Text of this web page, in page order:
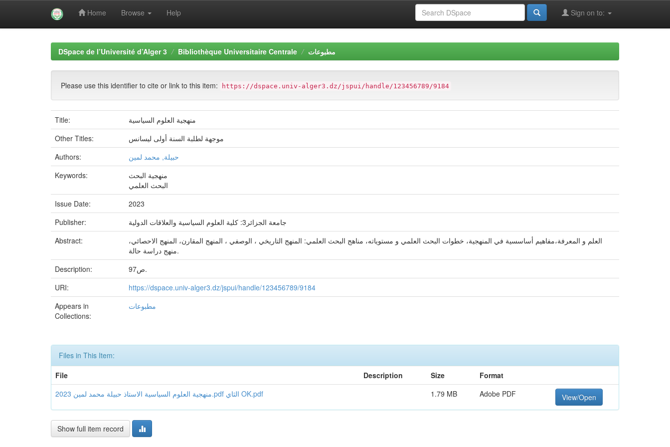
Home Browse Help Sign on to:
DSpace de l’Université d’Alger 3 Bibliothèque Universitaire Centrale مطبوعات
Please use this identifier to cite or link to this item: https://dspace.univ-alger3.dz/jspui/handle/123456789/9184
Title:
منهجية العلوم السياسية
Other Titles:
موجهة لطلبة السنة أولى ليسانس
Authors:
حبيلة, محمد لمين
Keywords:
منهجية البحث
البحث العلمي
Issue Date:
2023
Publisher:
جامعة الجزائر3: كلية العلوم السياسية والعلاقات الدولية
Abstract:
العلم و المعرفة،مفاهيم أساسسية في المنهجية، خطوات البحث العلمي و مستوياته، مناهج البحث العلمي: المنهج التاريخي ، الوصفي ، المنهج المقارن، المنهج الاحصائي،
منهج دراسة حالة.
Description:
97ص.
URI:
https://dspace.univ-alger3.dz/jspui/handle/123456789/9184
Appears in
Collections:
مطبوعات
Files in This Item:
File
Description Size
Format
منهجية العلوم السياسية الاستاذ حبيلة محمد لمين 2023.pdf الثاي OK.pdf
1.79 MB Adobe PDF View/Open
Show full item record